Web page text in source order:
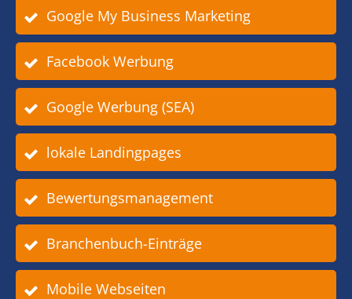
Google My Business Marketing
Facebook Werbung
Google Werbung (SEA)
lokale Landingpages
Bewertungsmanagement
Branchenbuch-Einträge
Mobile Webseiten